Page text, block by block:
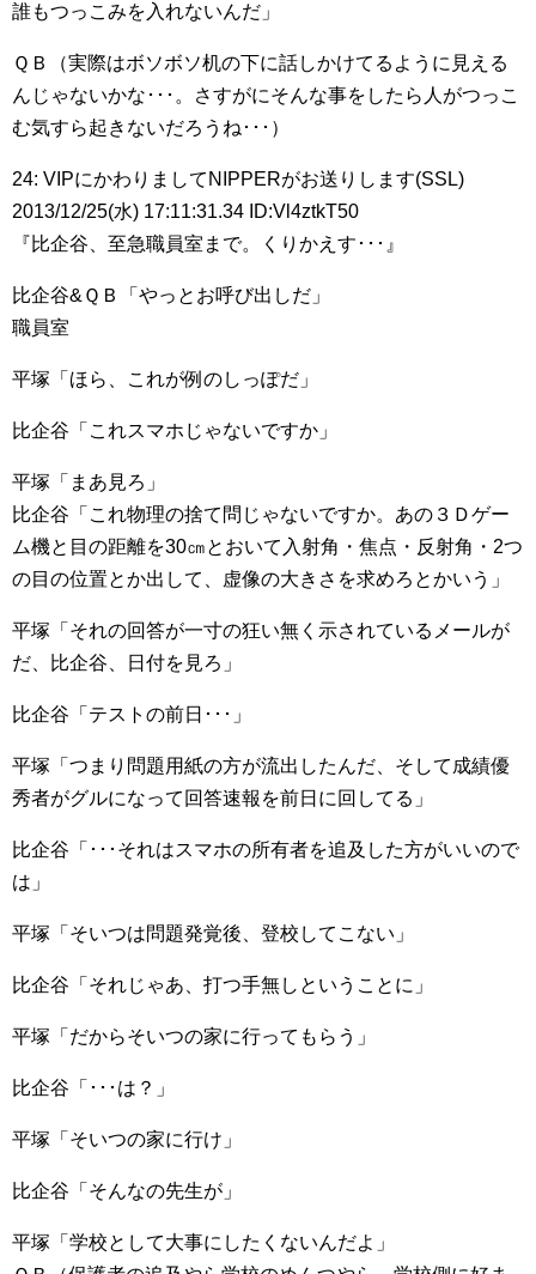
誰もつっこみを入れないんだ」
ＱＢ（実際はボソボソ机の下に話しかけてるように見える
んじゃないかな･･･。さすがにそんな事をしたら人がつっこ
む気すら起きないだろうね･･･）
24: VIPにかわりましてNIPPERがお送りします(SSL)
2013/12/25(水) 17:11:31.34 ID:Vl4ztkT50
『比企谷、至急職員室まで。くりかえす･･･』
比企谷&ＱＢ「やっとお呼び出しだ」
職員室
平塚「ほら、これが例のしっぽだ」
比企谷「これスマホじゃないですか」
平塚「まあ見ろ」
比企谷「これ物理の捨て問じゃないですか。あの３Ｄゲー
ム機と目の距離を30㎝とおいて入射角・焦点・反射角・2つ
の目の位置とか出して、虚像の大きさを求めろとかいう」
平塚「それの回答が一寸の狂い無く示されているメールが
だ、比企谷、日付を見ろ」
比企谷「テストの前日･･･」
平塚「つまり問題用紙の方が流出したんだ、そして成績優
秀者がグルになって回答速報を前日に回してる」
比企谷「･･･それはスマホの所有者を追及した方がいいので
は」
平塚「そいつは問題発覚後、登校してこない」
比企谷「それじゃあ、打つ手無しということに」
平塚「だからそいつの家に行ってもらう」
比企谷「･･･は？」
平塚「そいつの家に行け」
比企谷「そんなの先生が」
平塚「学校として大事にしたくないんだよ」